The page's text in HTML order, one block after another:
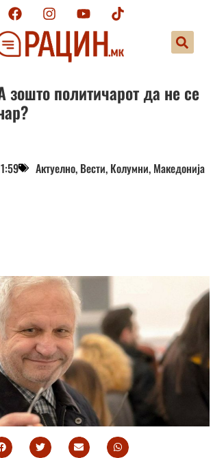
зошто политичарот да не се
Актуелно, Вести, Колумни, Македонија